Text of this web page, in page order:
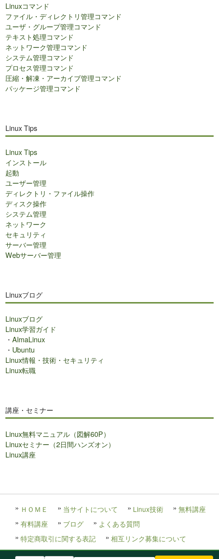
索
Linuxコマンド
ファイル・ディレクトリ管理コマンド
ユーザ・グループ管理コマンド
テキスト処理コマンド
ネットワーク管理コマンド
システム管理コマンド
プロセス管理コマンド
圧縮・解凍・アーカイブ管理コマンド
パッケージ管理コマンド
Linux Tips
Linux Tips
インストール
起動
ユーザー管理
ディレクトリ・ファイル操作
ディスク操作
システム管理
ネットワーク
セキュリティ
サーバー管理
Webサーバー管理
Linuxブログ
Linuxブログ
Linux学習ガイド
・AlmaLinux
・ Ubuntu
Linux情報・技術・セキュリティ
Linux転職
講座・セミナー
Linux無料マニュアル（図解60P）
Linuxセミナー（2日間ハンズオン）
Linux講座
ＨＯＭＥ 当サイトについて Linux技術
無料講座
有料講座
ブログ
よくある質問
特定商取引に関する表記
相互リンク募集について